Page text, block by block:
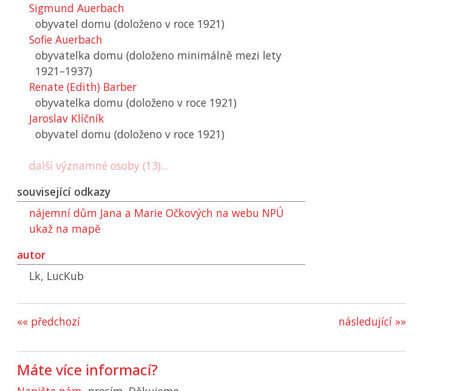
Sigmund Auerbach
obyvatel domu (doloženo v roce 1921)
Sofie Auerbach
obyvatelka domu (doloženo minimálně mezi lety
1921–1937)
Renate (Edith) Barber
obyvatelka domu (doloženo v roce 1921)
Jaroslav Klíčník
obyvatel domu (doloženo v roce 1921)
další významné osoby (13)...
související odkazy
nájemní dům Jana a Marie Očkových na webu NPÚ
ukaž na mapě
autor
Lk, LucKub
«« předchozí následující »»
Máte více informací?